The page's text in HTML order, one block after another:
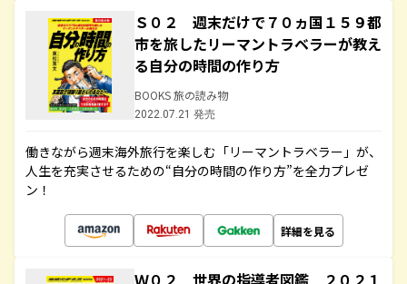
Ｓ０２ 週末だけで７０ヵ国１５９都
市を旅したリーマントラベラーが教え
る自分の時間の作り方
BOOKS 旅の読み物
2022.07.21 発売
働きながら週末海外旅行を楽しむ「リーマントラベラー」が、
人生を充実させるための“自分の時間の作り方”を全力プレゼ
ン！
詳細を見る
Ｗ０２ 世界の指導者図鑑 ２０２１